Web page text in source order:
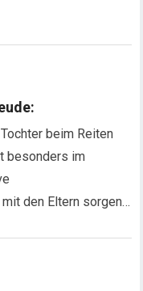
beim Reiten
besonders im
den Eltern sorgen…